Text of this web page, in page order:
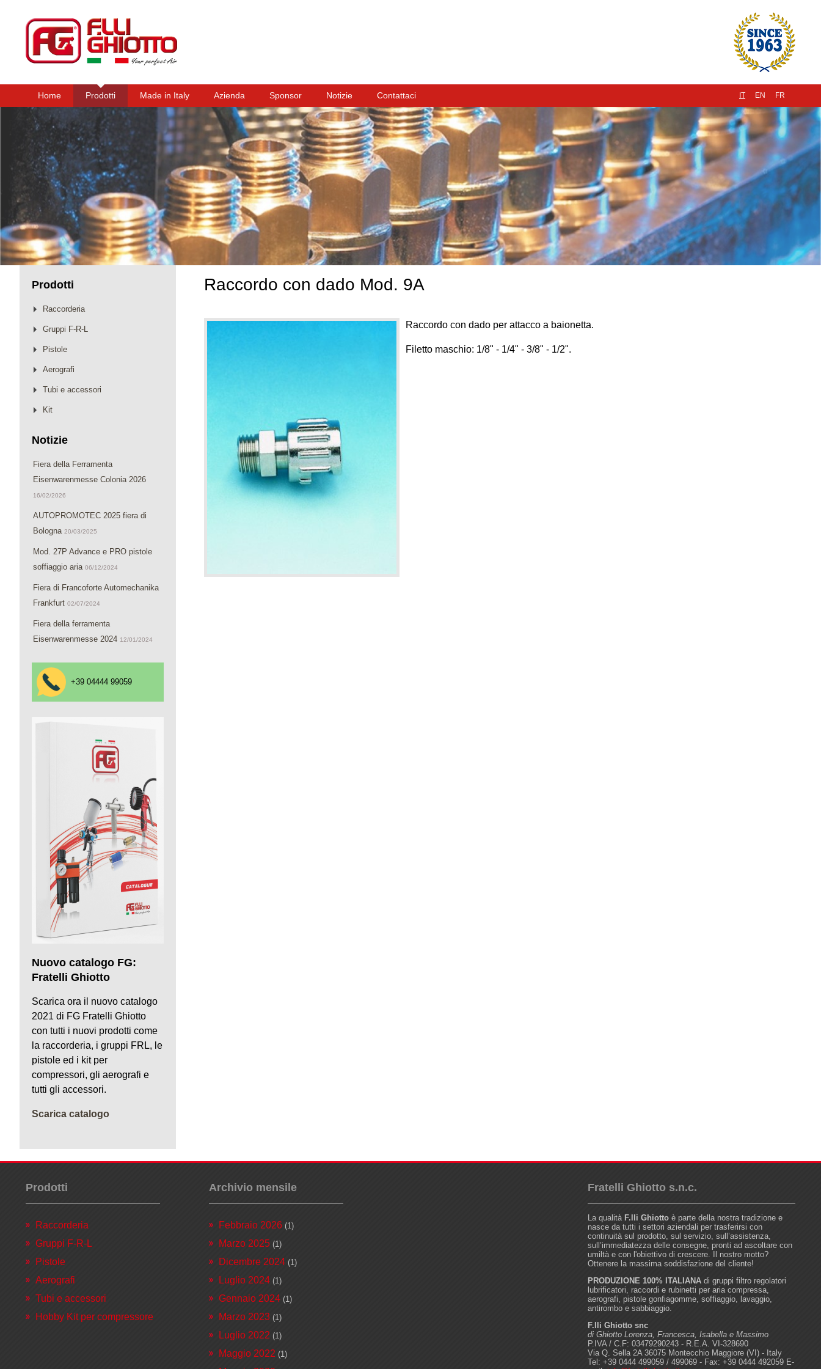
Home Prodotti Made in Italy Azienda Sponsor Notizie Contattaci IT EN FR
Raccordo con dado Mod. 9A
Raccordo con dado per attacco a baionetta.
Filetto maschio: 1/8" - 1/4" - 3/8" - 1/2".
Prodotti
Raccorderia
Gruppi F-R-L
Pistole
Aerografi
Tubi e accessori
Kit
Notizie
Fiera della Ferramenta
Eisenwarenmesse Colonia 2026
16/02/2026
AUTOPROMOTEC 2025 fiera di
Bologna 20/03/2025
Mod. 27P Advance e PRO pistole
soffiaggio aria 06/12/2024
Fiera di Francoforte Automechanika
Frankfurt 02/07/2024
Fiera della ferramenta
Eisenwarenmesse 2024 12/01/2024
+39 04444 99059
Nuovo catalogo FG:
Fratelli Ghiotto
Scarica ora il nuovo catalogo
2021 di FG Fratelli Ghiotto
con tutti i nuovi prodotti come
la raccorderia, i gruppi FRL, le
pistole ed i kit per
compressori, gli aerografi e
tutti gli accessori.
Scarica catalogo
Prodotti
Raccorderia
Gruppi F-R-L
Pistole
Aerografi
Tubi e accessori
Hobby Kit per compressore
Archivio mensile
Febbraio 2026 (1)
Marzo 2025 (1)
Dicembre 2024 (1)
Luglio 2024 (1)
Gennaio 2024 (1)
Marzo 2023 (1)
Luglio 2022 (1)
Maggio 2022 (1)
Fratelli Ghiotto s.n.c.
La qualità F.lli Ghiotto è parte della nostra tradizione e
nasce da tutti i settori aziendali per trasferirsi con
continuità sul prodotto, sul servizio, sull’assistenza,
sull’immediatezza delle consegne, pronti ad ascoltare con
umiltà e con l'obiettivo di crescere. Il nostro motto?
Ottenere la massima soddisfazione del cliente!
PRODUZIONE 100% ITALIANA di gruppi filtro regolatori
lubrificatori, raccordi e rubinetti per aria compressa,
aerografi, pistole gonfiagomme, soffiaggio, lavaggio,
antirombo e sabbiaggio.
F.lli Ghiotto snc
di Ghiotto Lorenza, Francesca, Isabella e Massimo
P.IVA / C.F: 03479290243 - R.E.A. VI-328690
Via Q. Sella 2A 36075 Montecchio Maggiore (VI) - Italy
Tel: +39 0444 499059 / 499069 - Fax: +39 0444 492059 E-